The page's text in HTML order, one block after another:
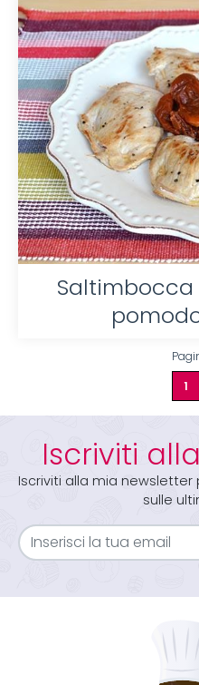
1
Iscriviti
Iscriviti alla mia
sulle